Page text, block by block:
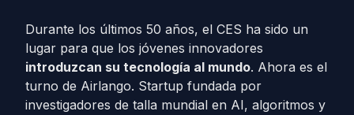
Durante los últimos 50 años, el CES ha sido un
lugar para que los jóvenes innovadores
introduzcan su tecnología al mundo. Ahora es el
turno de Airlango. Startup fundada por
investigadores de talla mundial en AI, algoritmos y